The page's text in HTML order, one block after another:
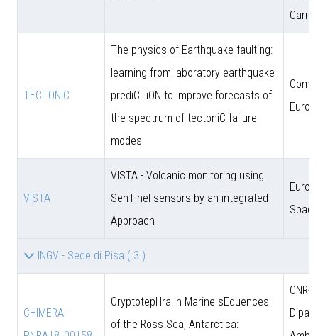
TECTONIC
The physics of Earthquake faulting:
learning from laboratory earthquake
prediCTiON to Improve forecasts of
the spectrum of tectoniC failure
modes
VISTA
VISTA - Volcanic monItoring using
SenTinel sensors by an integrated
Approach
INGV - Sede di Pisa ( 3 )
CHIMERA -
CryptotepHra In Marine sEquences
of the Ross Sea, Antarctica:
CNR-